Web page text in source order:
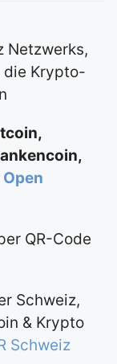
Netzwerks,
die Krypto-
Open
QR-Code
Schweiz,
& Krypto
Schweiz